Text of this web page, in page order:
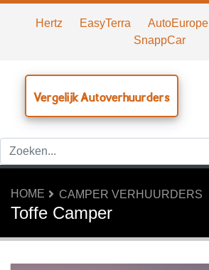
Hertz EasyTerra AutoEurope
SnappCar
Vergelijk Autoverhuurders
HOME CAMPER VERHUURDERS
Toffe Camper